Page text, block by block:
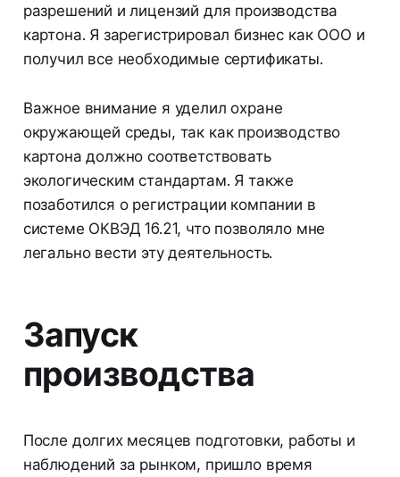
разрешений и лицензий для производства
картона. Я зарегистрировал бизнес как ООО и
получил все необходимые сертификаты.
Важное внимание я уделил охране
окружающей среды, так как производство
картона должно соответствовать
экологическим стандартам. Я также
позаботился о регистрации компании в
системе ОКВЭД 16.21, что позволяло мне
легально вести эту деятельность.
Запуск
производства
После долгих месяцев подготовки, работы и
наблюдений за рынком, пришло время